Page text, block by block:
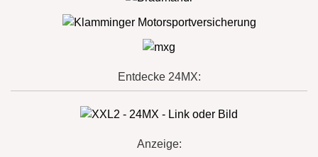
Entdecke 24MX:
Anzeige: